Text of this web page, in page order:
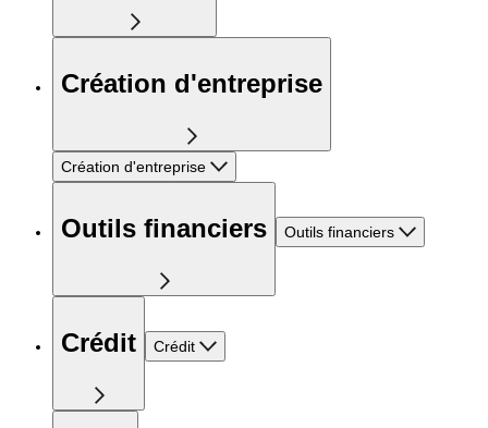
Création d'entreprise
Création d'entreprise
Outils financiers Outils financiers
Crédit Crédit